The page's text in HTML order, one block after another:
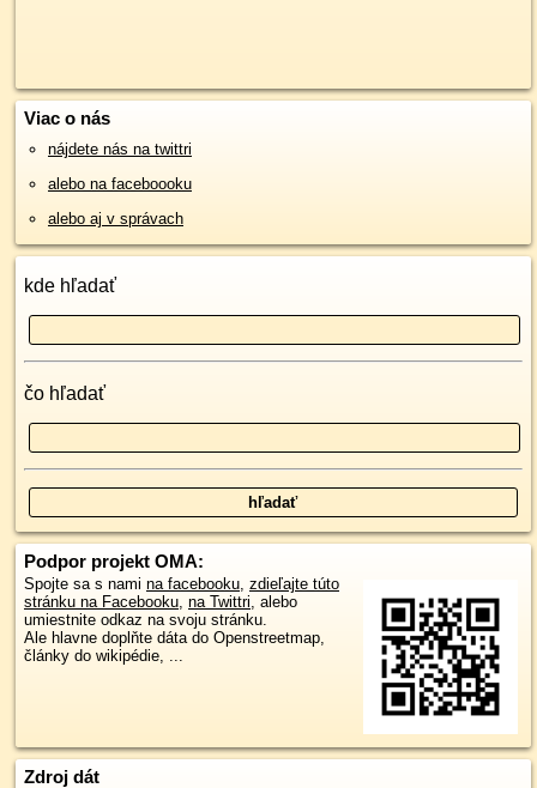
Viac o nás
nájdete nás na twittri
alebo na faceboooku
alebo aj v správach
kde hľadať
čo hľadať
Podpor projekt OMA:
Spojte sa s nami na facebooku, zdieľajte túto
stránku na Facebooku, na Twittri, alebo
umiestnite odkaz na svoju stránku.
Ale hlavne doplňte dáta do Openstreetmap,
články do wikipédie, ...
Zdroj dát